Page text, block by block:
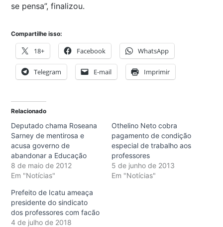
se pensa”, finalizou.
Compartilhe isso:
18+ Facebook WhatsApp
Telegram E-mail Imprimir
Relacionado
Deputado chama Roseana
Sarney de mentirosa e
acusa governo de
abandonar a Educação
8 de maio de 2012
Em "Notícias"
Othelino Neto cobra
pagamento de condição
especial de trabalho aos
professores
5 de junho de 2013
Em "Notícias"
Prefeito de Icatu ameaça
presidente do sindicato
dos professores com facão
4 de julho de 2018